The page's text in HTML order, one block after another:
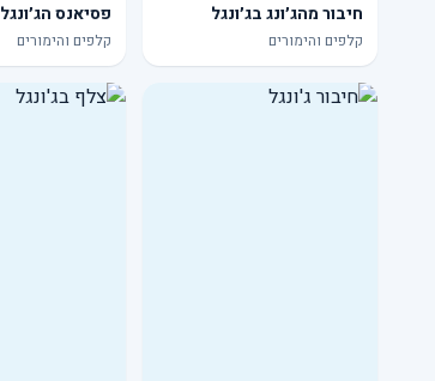
חיבור מהג׳ונג בג׳ונגל
קלפים והימורים
פסיאנס הג׳ונגל
קלפים והימורים